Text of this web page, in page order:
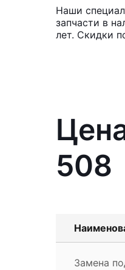
Наши
запчасти в
лет. Скидки
508
Замена